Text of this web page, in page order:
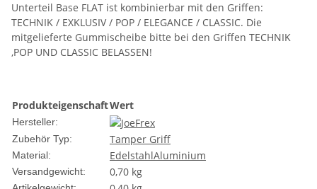
Unterteil Base FLAT ist kombinierbar mit den Griffen:
TECHNIK / EXKLUSIV / POP / ELEGANCE / CLASSIC. Die
mitgelieferte Gummischeibe bitte bei den Griffen TECHNIK
,POP UND CLASSIC BELASSEN!
ProdukteigenschaftWert
Hersteller:
Zubehör Typ:
Tamper Griff
Material: EdelstahlAluminium
Versandgewicht: 0,70 kg